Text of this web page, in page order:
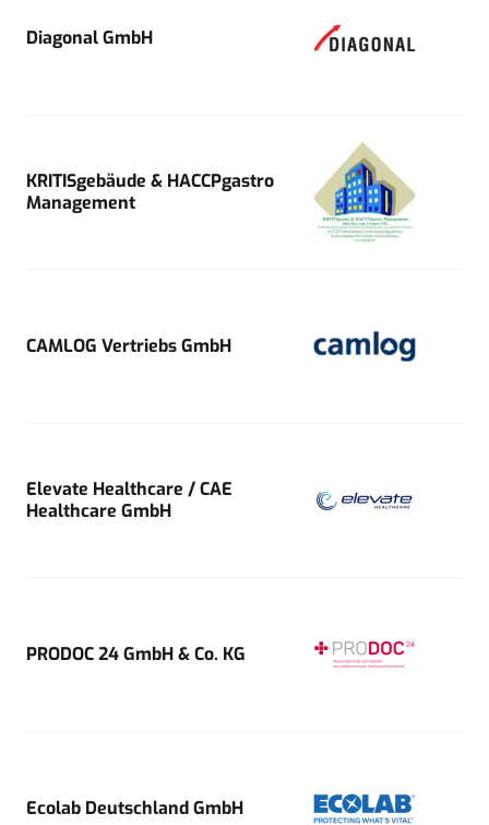
Diagonal GmbH
KRITISgebäude & HACCPgastro
Management
CAMLOG Vertriebs GmbH
Elevate Healthcare / CAE
Healthcare GmbH
PRODOC 24 GmbH & Co. KG
Ecolab Deutschland GmbH